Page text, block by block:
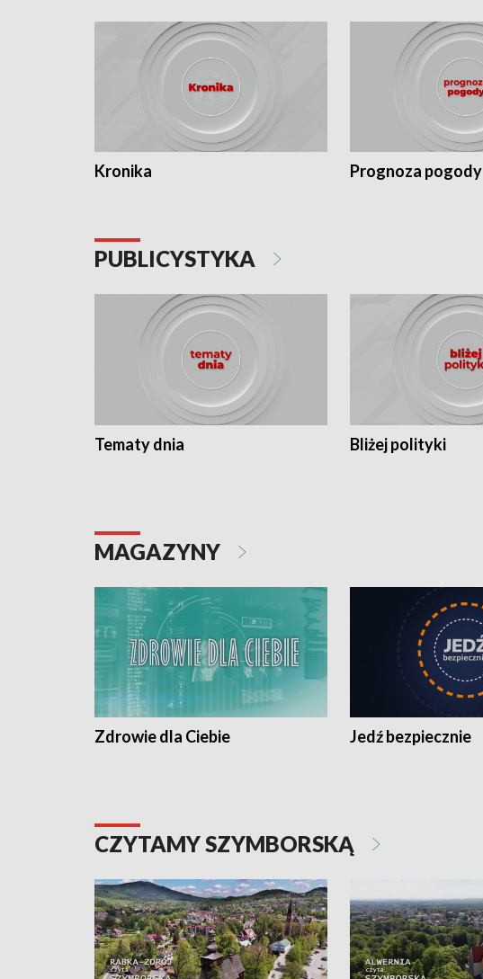
Kronika Prognoza pogody
PUBLICYSTYKA
Tematy dnia Bliżej polityki
MAGAZYNY
Zdrowie dla Ciebie Jedź bezpiecznie
CZYTAMY SZYMBORSKĄ